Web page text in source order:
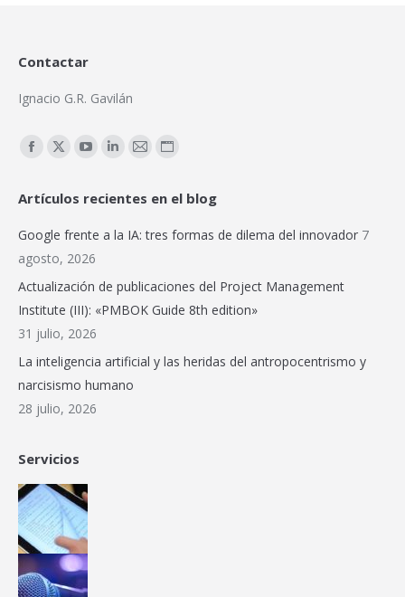
Contactar
Ignacio G.R. Gavilán
Encuéntranos en:
Facebook
opens
new
X
opens
in
new
YouTube
opens
in
new
Linkedin
opens
in
Mail
opens
in
Sitio
page
opens
Artículos recientes en el blog
Google frente a la IA: tres formas de dilema del innovador 7
agosto, 2026
Actualización de publicaciones del Project Management
Institute (III): «PMBOK Guide 8th edition»
31 julio, 2026
La inteligencia artificial y las heridas del antropocentrismo y
narcisismo humano
28 julio, 2026
Servicios